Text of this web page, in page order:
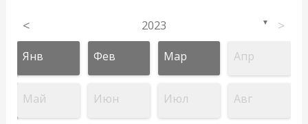
< 2023 ▼ >
Янв Фев Мар Апр
Май Июн Июл Авг